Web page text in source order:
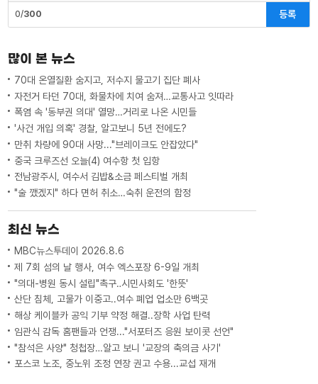
0/300 등록
많이 본 뉴스
70대 온열질환 숨지고, 저수지 물고기 집단 폐사
자전거 타던 70대, 화물차에 치여 숨져…교통사고 잇따라
폭염 속 '동부권 의대' 열망…거리로 나온 시민들
'사건 개입 의혹' 경찰, 알고보니 5년 전에도?
만취 차량에 90대 사망..."브레이크도 안잡았다"
중국 크루즈선 오늘(4) 여수항 첫 입항
전남광주시, 여수서 김밥&소금 페스티벌 개최
"술 깼겠지" 하다 면허 취소…숙취 운전의 함정
최신 뉴스
MBC뉴스투데이 2026.8.6
제 7회 섬의 날 행사, 여수 엑스포장 6-9일 개최
"의대-병원 동시 설립"촉구‥시민사회도 '한뜻'
산단 침체, 고물가 이중고..여수 폐업 업소만 6백곳
해상 케이블카 공익 기부 약정 해결..장학 사업 탄력
임관식 감독 홈팬들과 언쟁..."서포터즈 응원 보이콧 선언"
"참석은 사양" 청첩장…알고 보니 '교장의 축의금 사기'
포스코 노조, 중노위 조정 연장 권고 수용...교섭 재개